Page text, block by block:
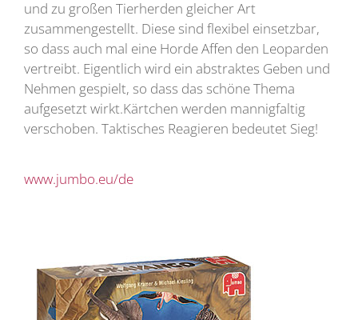
und zu großen Tierherden gleicher Art
zusammengestellt. Diese sind flexibel einsetzbar,
so dass auch mal eine Horde Affen den Leoparden
vertreibt. Eigentlich wird ein abstraktes Geben und
Nehmen gespielt, so dass das schöne Thema
aufgesetzt wirkt.Kärtchen werden mannigfaltig
verschoben. Taktisches Reagieren bedeutet Sieg!
www.jumbo.eu/de